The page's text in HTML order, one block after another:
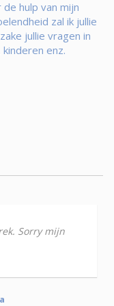
hulp van mijn
zal ik jullie
jullie vragen in
enz.
Sorry mijn